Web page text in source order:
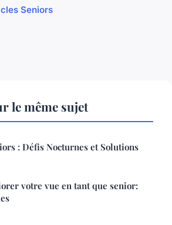
Seniors
le même sujet
: Défis Nocturnes et Solutions
votre vue en tant que senior: